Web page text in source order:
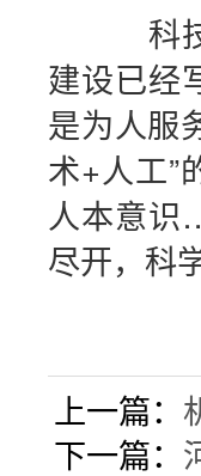
科技
建设已经
是为人服
术+人工”
人本意识
尽开，科
上一篇：
下一篇：